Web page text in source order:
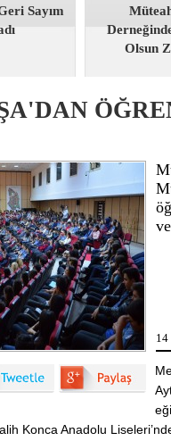
Sayım
Olsun
14
Konca Anadolu